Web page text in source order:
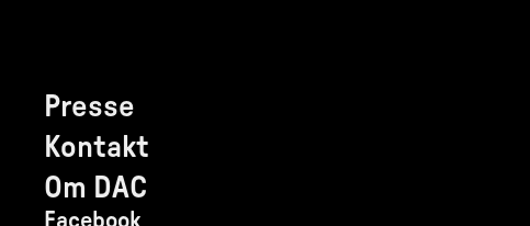
Presse
Kontakt
Om DAC
Facebook